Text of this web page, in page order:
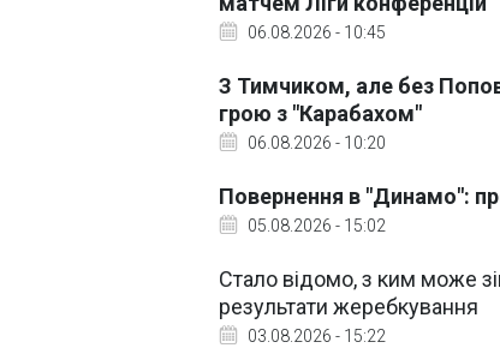
06.08.2026 - 10:45
З Тимчиком, але без
грою з "Карабахом"
06.08.2026 - 10:20
Повернення в "Динамо":
05.08.2026 - 15:02
Стало відомо, з ким може
результати жеребкування
03.08.2026 - 15:22